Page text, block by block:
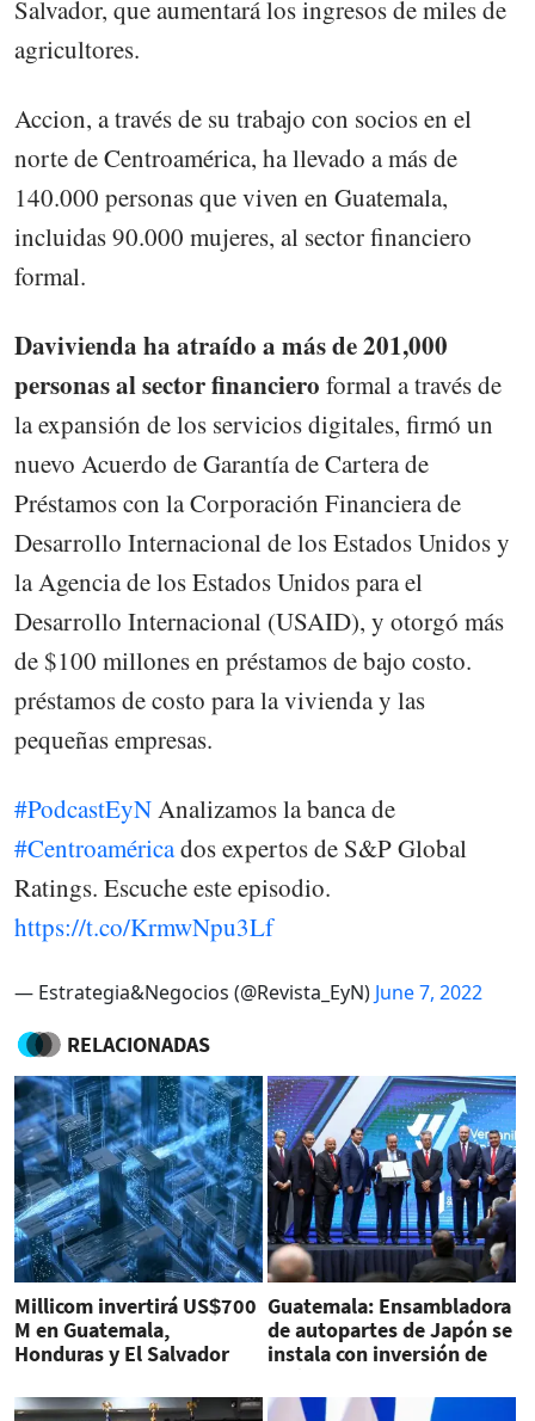
Salvador, que aumentará los ingresos de miles de
agricultores.
Accion, a través de su trabajo con socios en el
norte de Centroamérica, ha llevado a más de
140.000 personas que viven en Guatemala,
incluidas 90.000 mujeres, al sector financiero
formal.
Davivienda ha atraído a más de 201,000
personas al sector financiero formal a través de
la expansión de los servicios digitales, firmó un
nuevo Acuerdo de Garantía de Cartera de
Préstamos con la Corporación Financiera de
Desarrollo Internacional de los Estados Unidos y
la Agencia de los Estados Unidos para el
Desarrollo Internacional (USAID), y otorgó más
de $100 millones en préstamos de bajo costo.
préstamos de costo para la vivienda y las
pequeñas empresas.
#PodcastEyNAnalizamos la banca de
#Centroaméricados expertos de S&P Global
Ratings. Escuche este episodio.
https://t.co/KrmwNpu3Lf
— Estrategia&Negocios (@Revista_EyN) June 7, 2022
RELACIONADAS
Millicom invertirá US$700
M en Guatemala,
Honduras y El Salvador
Guatemala: Ensambladora
de autopartes de Japón se
instala con inversión de